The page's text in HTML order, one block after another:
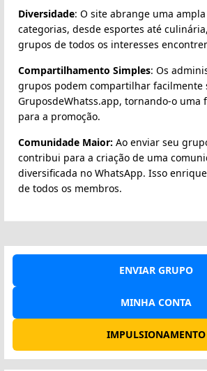
Diversidade: O site abrange uma
categorias, desde esportes até
grupos de todos os interesses
Compartilhamento Simples: Os
grupos podem compartilhar facilmente
GruposdeWhatss.app, tornando-o uma
para a promoção.
Comunidade Maior: Ao enviar seu
contribui para a criação de uma
diversificada no WhatsApp. Isso
de todos os membros.
ENVIAR GRUPO
MINHA CONTA
IMPULSIONAMENTO